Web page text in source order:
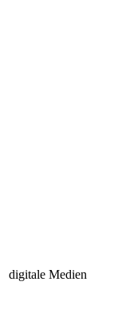
digitale Medien